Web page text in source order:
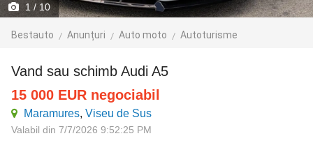
1 / 10
Bestauto Anunțuri Auto moto Autoturisme
Vand sau schimb Audi A5
15 000 EUR negociabil
Maramures, Viseu de Sus
Valabil din 7/7/2026 9:52:25 PM